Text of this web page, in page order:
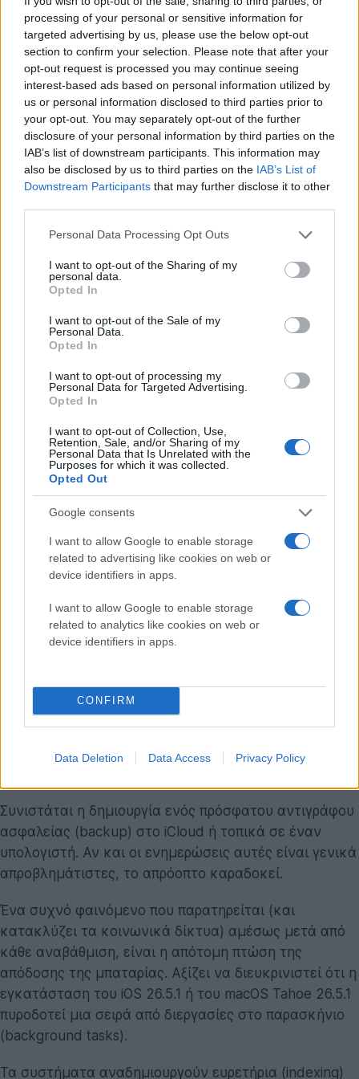
processing of your personal or sensitive information for
targeted advertising by us, please use the below opt-out
section to confirm your selection. Please note that after your
opt-out request is processed you may continue seeing
interest-based ads based on personal information utilized by
us or personal information disclosed to third parties prior to
your opt-out. You may separately opt-out of the further
disclosure of your personal information by third parties on the
IAB’s list of downstream participants. This information may
also be disclosed by us to third parties on the IAB’s List of
Downstream Participants that may further disclose it to other
Please note that this website/app uses one or more Google
not limited to your visit or usage behaviour. You may click to
grant or deny consent to Google and its third-party tags to
use your data for below specified purposes in below Google
consent section.
Personal Data Processing Opt Outs
I want to opt-out of the Sharing of my
personal data.
Opted In
I want to opt-out of the Sale of my
Personal Data.
Opted In
I want to opt-out of processing my
Personal Data for Targeted Advertising.
Opted In
I want to opt-out of Collection, Use,
Retention, Sale, and/or Sharing of my
Personal Data that Is Unrelated with the
Purposes for which it was collected.
Opted Out
Google consents
I want to allow Google to enable storage
related to advertising like cookies on web or
device identifiers in apps.
I want to allow Google to enable storage
related to analytics like cookies on web or
device identifiers in apps.
CONFIRM
Data Deletion Data Access Privacy Policy
Αναβάθμιση WebKit:Προστασία από κακόβουλο
κώδικα κατά την πλοήγηση μέσω του Safari.
Οι εκδόσεις που καταλήγουν στο ψηφίο ".1" έχουν
ιστορικά έναν πολύ συγκεκριμένο ρόλο στο
χρονοδιάγραμμα αναβαθμίσεων της Apple.
Ακολουθούν συνήθως μια μεγαλύτερη κυκλοφορία
(όπως ήταν η έκδοση 26.5) και λειτουργούν ως "δίχτυ
ασφαλείας". Όταν μια νέα έκδοση φτάνει σε
εκατομμύρια χρήστες, είναι μαθηματικά βέβαιο ότι θα
των beta δοκιμών.
Διαδικασία εγκατάστασης και σημαντικές
προφυλάξεις
Η διαδικασία ενημέρωσης παραμένει η γνώριμη,
ωστόσο η προετοιμασία της συσκευής απαιτεί
iPhone (iOS 26.5.1)
Ανοίξτε την εφαρμογήΡυθμίσεις
(Settings).
ΕπιλέξτεΓενικά(General).
Μεταβείτε στηνΕνημέρωση Λογισμικού
(Software Update).
Περιμένετε να εμφανιστεί η ενημέρωση και
πατήστεΛήψη και Εγκατάσταση.
Mac (macOS Tahoe 26.5.1)
Κάντε κλικ στο μενού Apple () στην πάνω
Πλοηγηθείτε στο
Ενημέρωση Λογισμικού(Software Update).
Μόλις το σύστημα εντοπίσει το Tahoe 26.5.1,
Συνιστάται η δημιουργία ενός πρόσφατου αντιγράφου
ασφαλείας (backup) στο iCloud ή τοπικά σε έναν
υπολογιστή. Αν και οι ενημερώσεις αυτές είναι γενικά
απροβλημάτιστες, το απρόοπτο καραδοκεί.
Ένα συχνό φαινόμενο που παρατηρείται (και
κατακλύζει τα κοινωνικά δίκτυα) αμέσως μετά από
κάθε αναβάθμιση, είναι η απότομη πτώση της
απόδοσης της μπαταρίας. Αξίζει να διευκρινιστεί ότι η
εγκατάσταση του iOS 26.5.1 ή του macOS Tahoe 26.5.1
πυροδοτεί μια σειρά από διεργασίες στο παρασκήνιο
(background tasks).
Τα συστήματα αναδημιουργούν ευρετήρια (indexing)